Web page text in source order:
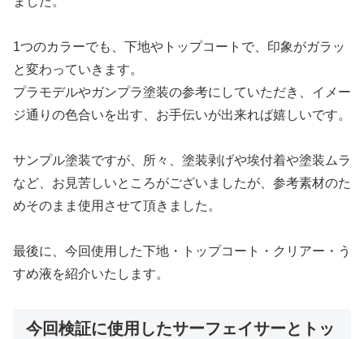
1つのカラーでも、下地やトップコートで、印象がガラッ
と変わっていきます。
プラモデルやガンプラ塗装の参考にしていただき、イメー
ジ通りの色合いを出す、お手伝いが出来れば嬉しいです。
サンプル塗装ですが、所々、塗装剥げや埃付着や塗装ムラ
など、お見苦しいところがございましたが、参考素材のた
めそのまま使用させて頂きました。
最後に、今回使用した下地・トップコート・クリアー・う
すめ液を紹介いたします。
今回検証に使用したサーフェイサーとトッ